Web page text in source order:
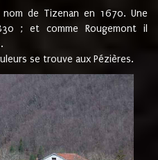
de Tizenan en 1670. Une
; et comme Rougemont il
se trouve aux Pézières.